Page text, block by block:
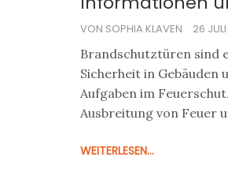
VON SOPHIA KLAVEN 26
Brandschutztüren sind
Sicherheit in Gebäuden
Aufgaben im
Ausbreitung von Feuer
Artikel erläutert die
WEITERLESEN...